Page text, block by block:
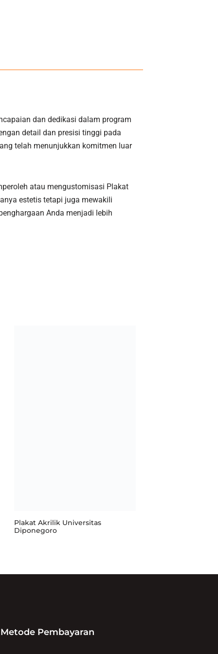
dan dedikasi dalam program
detail dan presisi tinggi pada
telah menunjukkan komitmen luar
atau mengustomisasi Plakat
estetis tetapi juga mewakili
Anda menjadi lebih
Plakat Akrilik Universitas
Diponegoro
Metode Pembayaran